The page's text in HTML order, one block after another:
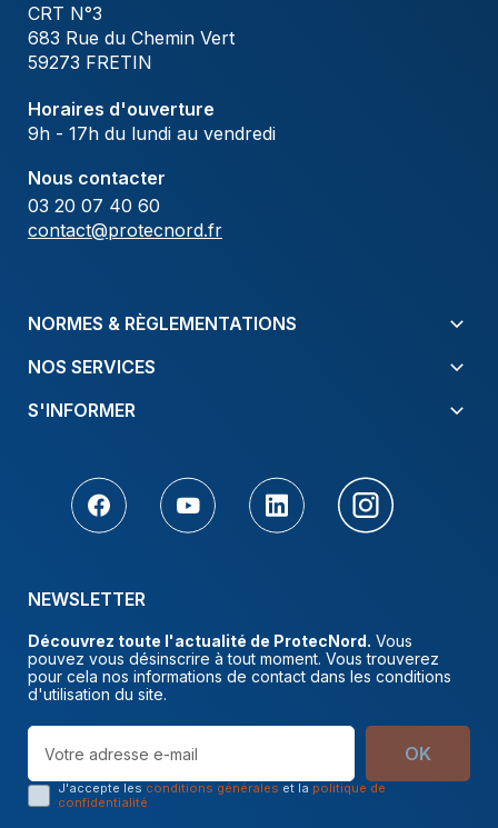
CRT N°3
683 Rue du Chemin Vert
59273 FRETIN
Horaires d'ouverture
9h - 17h du lundi au vendredi
Nous contacter
03 20 07 40 60
contact@protecnord.fr
NORMES & RÈGLEMENTATIONS
NOS SERVICES
S'INFORMER
NEWSLETTER
Découvrez toute l'actualité de ProtecNord. Vous
pouvez vous désinscrire à tout moment. Vous trouverez
pour cela nos informations de contact dans les conditions
d'utilisation du site.
OK
J'accepte les conditions générales et la politique de
confidentialité